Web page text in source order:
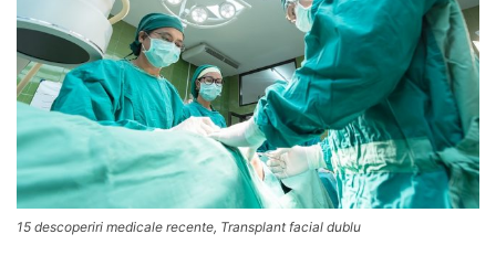
15 descoperiri medicale recente, Transplant facial dublu